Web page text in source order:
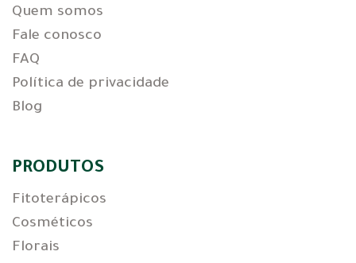
Quem somos
Fale conosco
FAQ
Política de privacidade
Blog
PRODUTOS
Fitoterápicos
Cosméticos
Florais